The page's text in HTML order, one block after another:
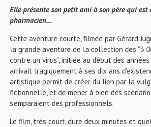
Elle présente son petit ami à son père qui est
pharmacien…
Cette aventure courte, filmée par Gérard
la grande aventure de la collection des “3
contre un virus”, initiée au début des années
arrivait tragiquement à ses dix ans
artistique permit de créer du lien par la
fictionnelle, et de mener à bien des
s’emparaient des professionnels.
Le film, très court, dure deux minutes et